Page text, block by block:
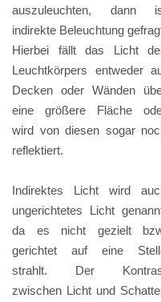
auszuleuchten, dann
indirekte Beleuchtung
Hierbei fällt das Licht
Leuchtkörpers entweder
Decken oder Wänden
eine größere Fläche
wird von diesen sogar
reflektiert.
Indirektes Licht wird
ungerichtetes Licht
da es nicht gezielt
gerichtet auf eine
strahlt. Der
zwischen Licht und